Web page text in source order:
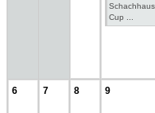
Cup ...
6 7 8 9